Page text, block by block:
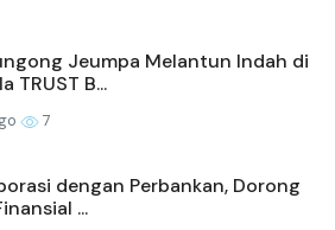
Jeumpa Melantun Indah di
TRUST B...
7
dengan Perbankan, Dorong
...